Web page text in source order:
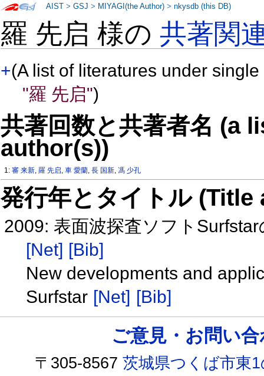
羅 先启 様の共著関
+(A list of literatures under
"羅 先启")
共著回数と共著者名 (a
author(s))
1:審 来新,羅 先启,車 愛蘭,長 国新,馮 少孔
発行年とタイトル
2009: 表面波探査ソフト
[Net] [Bib]
New developments and
Surfstar [Net] [Bib]
AIST >GSJ > MIYAGI(the Author) >nkysdb (this DB)
ご意見・お問い
〒305-8567茨城県つくば市東